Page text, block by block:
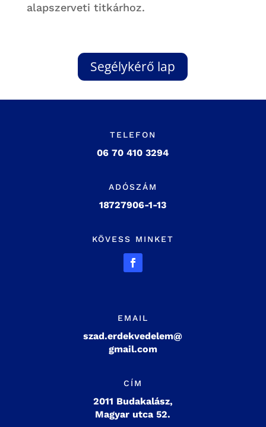
alapszerveti titkárhoz.
Segélykérő lap
TELEFON
06 70 410 3294
ADÓSZÁM
18727906-1-13
KÖVESS MINKET
EMAIL
szad.erdekvedelem@
gmail.com
CÍM
2011 Budakalász,
Magyar utca 52.